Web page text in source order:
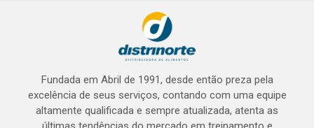
Fundada em Abril de 1991, desde então preza pela
excelência de seus serviços, contando com uma equipe
altamente qualificada e sempre atualizada, atenta as